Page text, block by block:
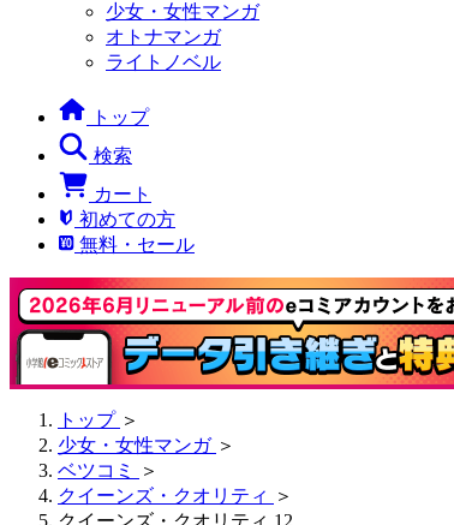
少女・女性マンガ
オトナマンガ
ライトノベル
トップ
検索
カート
初めての方
無料・セール
トップ ＞
少女・女性マンガ ＞
ベツコミ
＞
クイーンズ・クオリティ
＞
クイーンズ・クオリティ 12